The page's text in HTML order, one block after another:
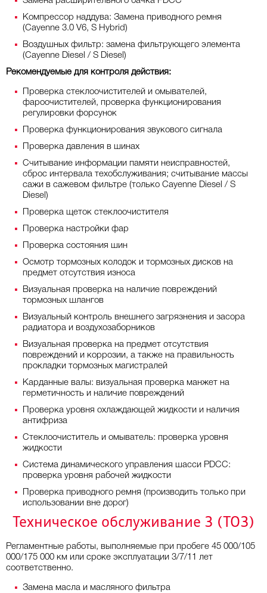
Компрессор наддува: Замена приводного ремня
(Cayenne 3.0 V6, S Hybrid)
Воздушных фильтр: замена фильтрующего элемента
(Cayenne Diesel / S Diesel)
Рекомендуемые для контроля действия:
Проверка стеклоочистителей и омывателей,
фароочистителей, проверка функционирования
регулировки форсунок
Проверка функционирования звукового сигнала
Проверка давления в шинах
Считывание информации памяти неисправностей,
сброс интервала техобслуживания; считывание массы
сажи в сажевом фильтре (только Cayenne Diesel / S
Diesel)
Проверка щеток стеклоочистителя
Проверка настройки фар
Проверка состояния шин
Осмотр тормозных колодок и тормозных дисков на
предмет отсутствия износа
Визуальная проверка на наличие повреждений
тормозных шлангов
Визуальный контроль внешнего загрязнения и засора
радиатора и воздухозаборников
Визуальная проверка на предмет отсутствия
повреждений и коррозии, а также на правильность
прокладки тормозных магистралей
Карданные валы: визуальная проверка манжет на
герметичность и наличие повреждений
Проверка уровня охлаждающей жидкости и наличия
антифриза
Стеклоочиститель и омыватель: проверка уровня
жидкости
Система динамического управления шасси PDCC:
проверка уровня рабочей жидкости
Проверка приводного ремня (производить только при
использовании вне дорог)
Техническое обслуживание 3 (ТО3)
Регламентные работы, выполняемые при пробеге 45 000/105
000/175 000 км или сроке эксплуатации 3/7/11 лет
соответственно.
Замена масла и масляного фильтра